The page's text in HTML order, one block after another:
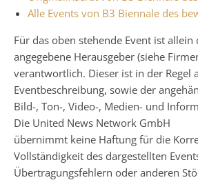
Alle Events von B3 Biennale des
Für das oben stehende Event ist allein
angegebene Herausgeber (siehe
verantwortlich. Dieser ist in der Regel
Eventbeschreibung, sowie der
Bild-, Ton-, Video-, Medien- und
Die United News Network GmbH
übernimmt keine Haftung für die
Vollständigkeit des dargestellten
Übertragungsfehlern oder anderen